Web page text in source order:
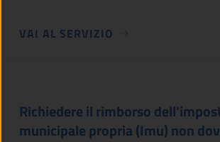
VAI AL SERVIZIO
Richiedere il rimborso
municipale propria (Imu) non